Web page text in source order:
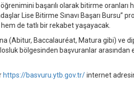
başarılı olarak bitirme oranları
Lise Bitirme Sınavı Başarı Bursu”
de tatlı bir rekabet yaşayacak.
(Abitur, Baccalauréat, Matura gibi) ve
bölgesinden başvuranlar arasından
https://basvuru.ytb.gov.tr/internet